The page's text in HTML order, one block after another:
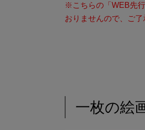
※こちらの「WEB先
おりませんので、ご了
一枚の絵